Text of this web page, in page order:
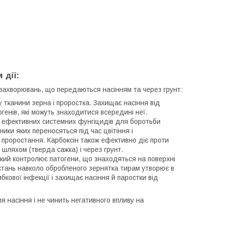
дії:
що передаються насінням та через грунт:
тканини зерна і проростка. Захищає насіння від
які можуть знаходитися всередині неї.
системних фунгіцидів для боротьби
яких переносяться під час цвітіння і
Карбоксін також ефективно діє проти
(тверда сажка) і через грунт.
контролює патогени, що знаходяться на поверхні
навколо обробленого зернятка тирам утворює в
інфекції і захищає насіння й паростки від
насіння і не чинить негативного впливу на